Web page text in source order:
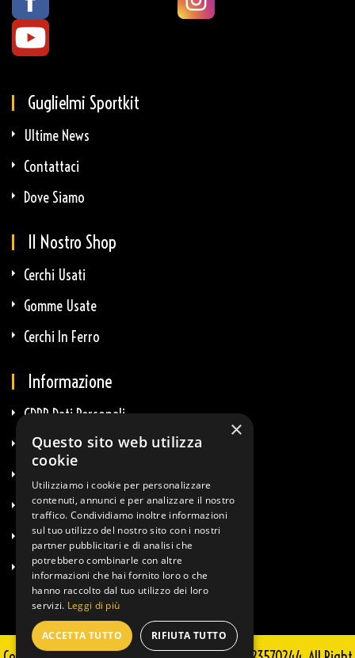
Guglielmi Sportkit
Ultime News
Contattaci
Dove Siamo
Il Nostro Shop
Cerchi Usati
Gomme Usate
Cerchi In Ferro
Informazione
GDPR Dati Personali
GDPR E-Commerce
Termini & Condizioni
Diritto Di Recesso
Info Spedizioni
×
Questo sito web utilizza
cookie
Utilizziamo i cookie per personalizzare
contenuti, annunci e per analizzare il nostro
traffico. Condividiamo inoltre informazioni
sul tuo utilizzo del nostro sito con i nostri
partner pubblicitari e di analisi che
potrebbero combinarle con altre
informazioni che hai fornito loro o che
hanno raccolto dal tuo utilizzo dei loro
servizi. Leggi di più
ACCETTA TUTTO RIFIUTA TUTTO